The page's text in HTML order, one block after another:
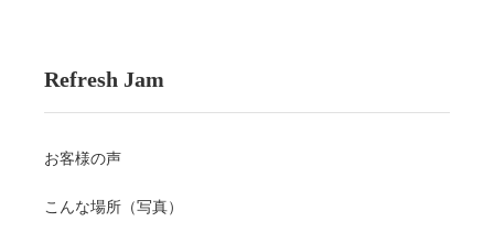
Refresh Jam
お客様の声
こんな場所（写真）